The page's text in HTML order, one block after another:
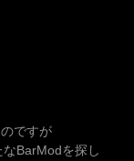
ですが
BarModを探し